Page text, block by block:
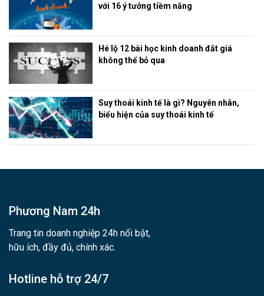
với 16 ý tưởng tiềm năng
Hé lộ 12 bài học kinh doanh đắt giá
không thể bỏ qua
Suy thoái kinh tế là gì? Nguyên nhân,
biểu hiện của suy thoái kinh tế
Phương Nam 24h
Trang tin doanh nghiệp 24h nổi bật,
hữu ích, đầy đủ, chính xác.
Hotline hỗ trợ 24/7